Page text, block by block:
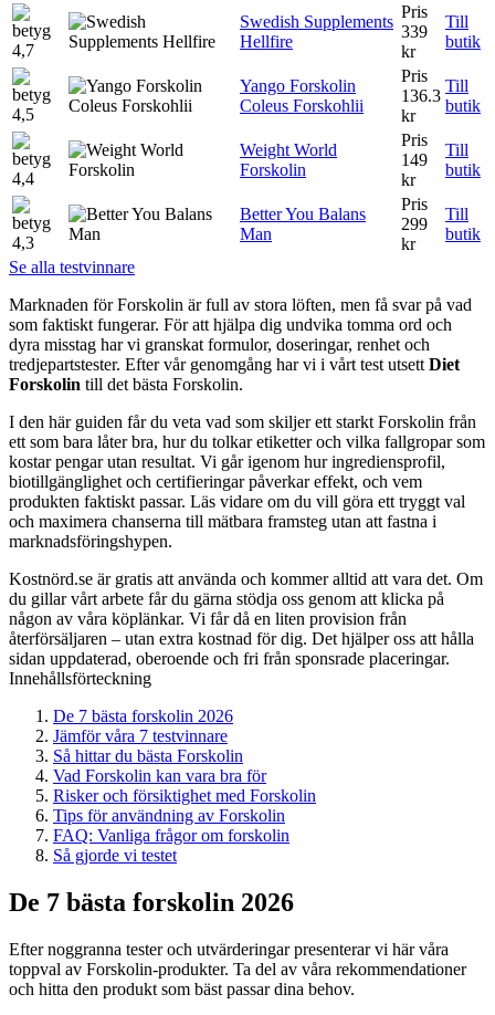
4,7
Swedish Supplements
Hellfire
Pris
339
kr
Till
butik
4,5
Yango Forskolin
Coleus Forskohlii
Pris
136.3
kr
Till
butik
4,4
Weight World
Forskolin
Pris
149
kr
Till
butik
4,3
Better You Balans
Man
Pris
299
kr
Till
butik
Se alla testvinnare
Marknaden för Forskolin är full av stora löften, men få svar på vad
som faktiskt fungerar. För att hjälpa dig undvika tomma ord och
dyra misstag har vi granskat formulor, doseringar, renhet och
tredjepartstester. Efter vår genomgång har vi i vårt test utsett Diet
Forskolin till det bästa Forskolin.
I den här guiden får du veta vad som skiljer ett starkt Forskolin från
ett som bara låter bra, hur du tolkar etiketter och vilka fallgropar som
kostar pengar utan resultat. Vi går igenom hur ingrediensprofil,
biotillgänglighet och certifieringar påverkar effekt, och vem
produkten faktiskt passar. Läs vidare om du vill göra ett tryggt val
och maximera chanserna till mätbara framsteg utan att fastna i
marknadsföringshypen.
Kostnörd.se är gratis att använda och kommer alltid att vara det. Om
du gillar vårt arbete får du gärna stödja oss genom att klicka på
någon av våra köplänkar. Vi får då en liten provision från
återförsäljaren – utan extra kostnad för dig. Det hjälper oss att hålla
sidan uppdaterad, oberoende och fri från sponsrade placeringar.
Innehållsförteckning
De 7 bästa forskolin 2026
Jämför våra 7 testvinnare
Så hittar du bästa Forskolin
Vad Forskolin kan vara bra för
Risker och försiktighet med Forskolin
Tips för användning av Forskolin
FAQ: Vanliga frågor om forskolin
Så gjorde vi testet
De 7 bästa forskolin 2026
Efter noggranna tester och utvärderingar presenterar vi här våra
toppval av Forskolin-produkter. Ta del av våra rekommendationer
och hitta den produkt som bäst passar dina behov.